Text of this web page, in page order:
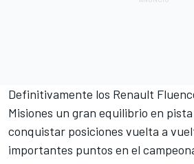
Definitivamente los Renault
Misiones un gran equilibrio en
conquistar posiciones vuelta a
importantes puntos en el